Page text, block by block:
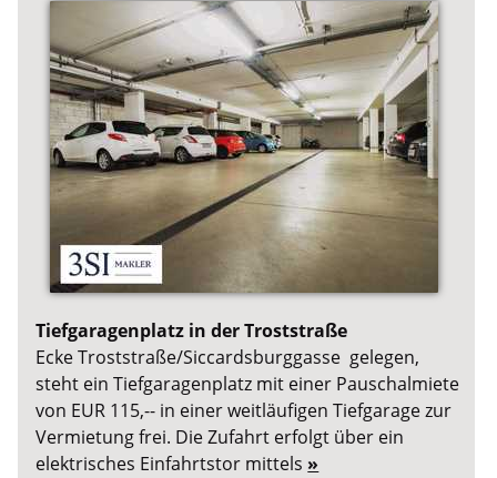
Tiefgaragenplatz in der Troststraße
Ecke Troststraße/Siccardsburggasse gelegen,
steht ein Tiefgaragenplatz mit einer Pauschalmiete
von EUR 115,-- in einer weitläufigen Tiefgarage zur
Vermietung frei. Die Zufahrt erfolgt über ein
elektrisches Einfahrtstor mittels »